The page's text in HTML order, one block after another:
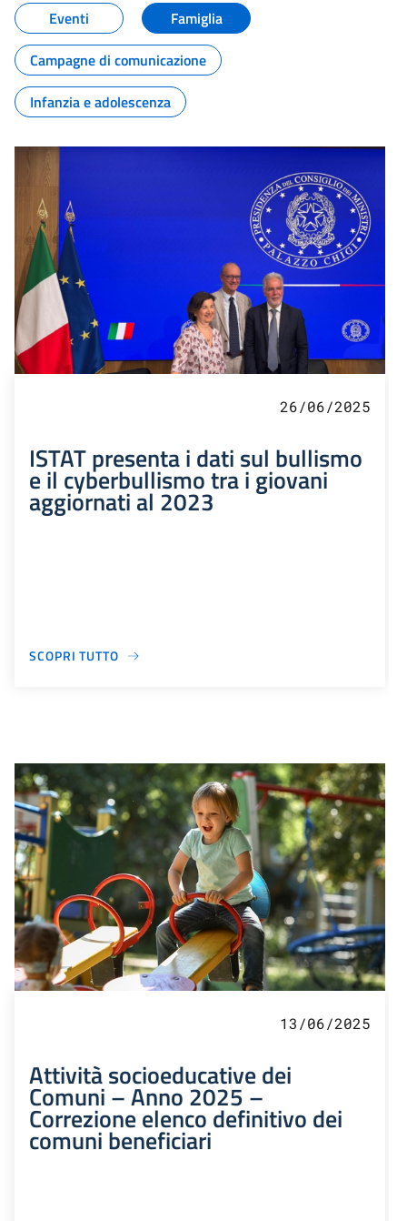
Eventi
Famiglia
Campagne di comunicazione
Infanzia e adolescenza
26/06/2025
ISTAT presenta i dati sul bullismo
e il cyberbullismo tra i giovani
aggiornati al 2023
SCOPRI TUTTO
13/06/2025
Attività socioeducative dei
Comuni – Anno 2025 –
Correzione elenco definitivo dei
comuni beneficiari